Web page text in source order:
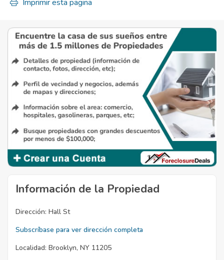
Imprimir esta pagina
Información de la Propiedad
Dirección: Hall St
Subscríbase para ver dirección completa
Localidad: Brooklyn, NY 11205